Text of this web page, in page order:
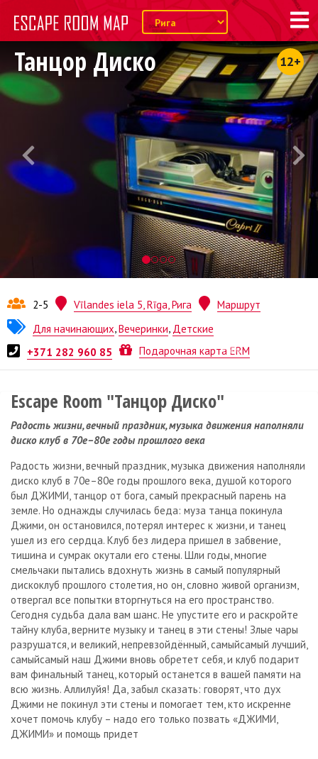
Танцор Диско 12+
2-5 Vīlandes iela 5, Rīga, Рига
Маршрут
Для начинающих,Вечеринки, Детские
+371 282 960 85
Подарочная карта ERM
Escape Room "Танцор Диско"
Радость жизни, вечный праздник, музыка движения наполняли
диско клуб в 70­е–80­е годы прошлого века
Радость жизни, вечный праздник, музыка движения наполняли
диско клуб в 70­е–80­е годы прошлого века, душой которого
был ДЖИМИ, танцор от бога, самый прекрасный парень на
земле. Но однажды случилась беда: муза танца покинула
Джими, он остановился, потерял интерес к жизни, и танец
ушел из его сердца. Клуб без лидера пришел в забвение,
тишина и сумрак окутали его стены. Шли годы, многие
смельчаки пытались вдохнуть жизнь в самый популярный
дискоклуб прошлого столетия, но он, словно живой организм,
отвергал все попытки вторгнуться на его пространство.
Сегодня судьба дала вам шанс. Не упустите его и раскройте
тайну клуба, верните музыку и танец в эти стены! Злые чары
разрушатся, и великий, непревзойдённый, самый­самый лучший,
самый­самый наш Джими вновь обретет себя, и клуб подарит
вам финальный танец, который останется в вашей памяти на
всю жизнь. Аллилуйя! Да, забыл сказать: говорят, что дух
Джими не покинул эти стены и помогает тем, кто искренне
хочет помочь клубу – надо его только позвать «ДЖИМИ,
ДЖИМИ» и помощь придет